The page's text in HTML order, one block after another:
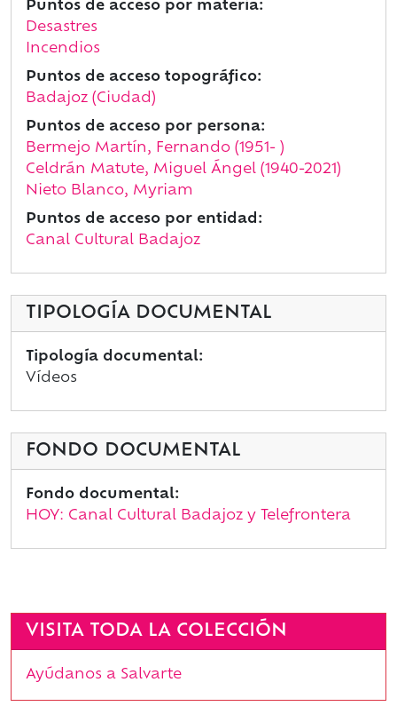
Puntos de acceso por materia:
Desastres
Incendios
Puntos de acceso topográfico:
Badajoz (Ciudad)
Puntos de acceso por persona:
Bermejo Martín, Fernando (1951- )
Celdrán Matute, Miguel Ángel (1940-2021)
Nieto Blanco, Myriam
Puntos de acceso por entidad:
Canal Cultural Badajoz
TIPOLOGÍA DOCUMENTAL
Tipología documental:
Vídeos
FONDO DOCUMENTAL
Fondo documental:
HOY: Canal Cultural Badajoz y Telefrontera
VISITA TODA LA COLECCIÓN
Ayúdanos a Salvarte